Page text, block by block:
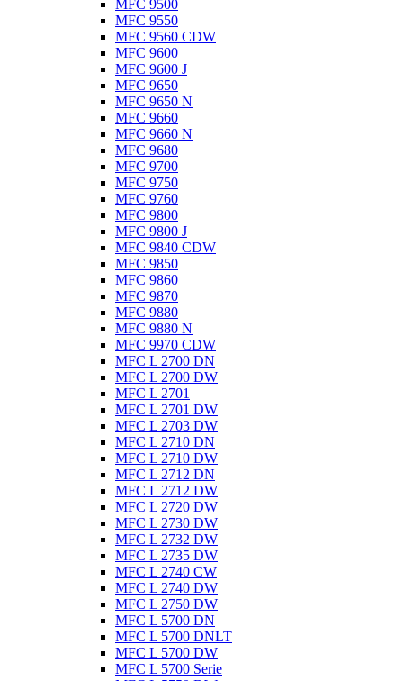
MFC 9500
MFC 9550
MFC 9560 CDW
MFC 9600
MFC 9600 J
MFC 9650
MFC 9650 N
MFC 9660
MFC 9660 N
MFC 9680
MFC 9700
MFC 9750
MFC 9760
MFC 9800
MFC 9800 J
MFC 9840 CDW
MFC 9850
MFC 9860
MFC 9870
MFC 9880
MFC 9880 N
MFC 9970 CDW
MFC L 2700 DN
MFC L 2700 DW
MFC L 2701
MFC L 2701 DW
MFC L 2703 DW
MFC L 2710 DN
MFC L 2710 DW
MFC L 2712 DN
MFC L 2712 DW
MFC L 2720 DW
MFC L 2730 DW
MFC L 2732 DW
MFC L 2735 DW
MFC L 2740 CW
MFC L 2740 DW
MFC L 2750 DW
MFC L 5700 DN
MFC L 5700 DNLT
MFC L 5700 DW
MFC L 5700 Serie